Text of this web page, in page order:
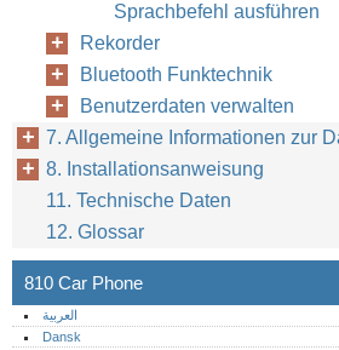
Sprachbefehl ausführen
Rekorder
Bluetooth Funktechnik
Benutzerdaten verwalten
7. Allgemeine Informationen zur
8. Installationsanweisung
11. Technische Daten
12. Glossar
810 Car Phone
العربية
Dansk